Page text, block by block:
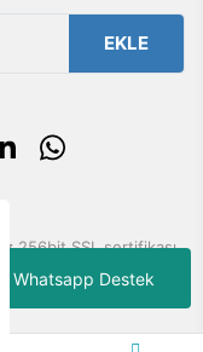
Whatsapp Destek
EKLE
256bit SSL sertifikası